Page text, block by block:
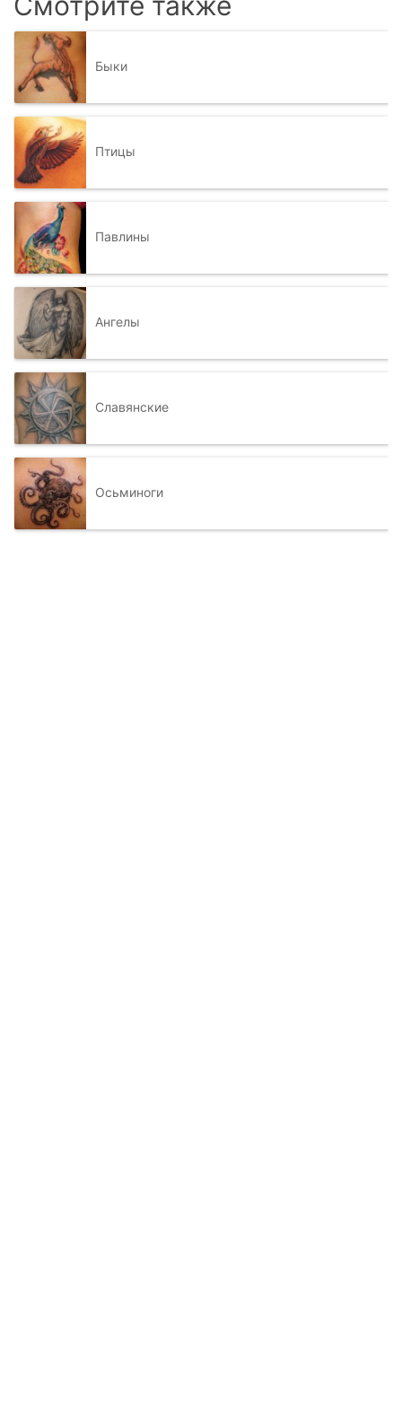
Быки
Птицы
Павлины
Ангелы
Славянские
Осьминоги